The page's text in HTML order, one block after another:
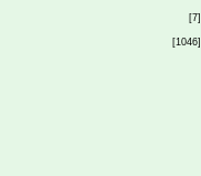
[7]
[1046]